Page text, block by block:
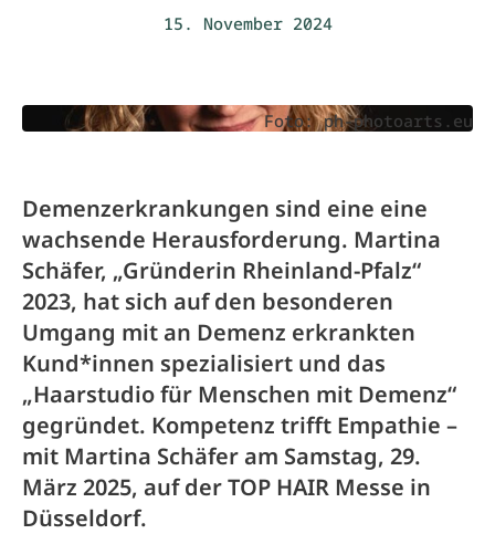
15. November 2024
Foto: ph-photoarts.eu
Demenzerkrankungen sind eine eine
wachsende Herausforderung. Martina
Schäfer, „Gründerin Rheinland-Pfalz“
2023, hat sich auf den besonderen
Umgang mit an Demenz erkrankten
Kund*innen spezialisiert und das
„Haarstudio für Menschen mit Demenz“
gegründet. Kompetenz trifft Empathie –
mit Martina Schäfer am Samstag, 29.
März 2025, auf der TOP HAIR Messe in
Düsseldorf.